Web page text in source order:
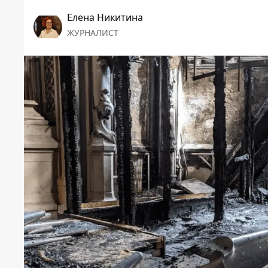
Елена Никитина
ЖУРНАЛИСТ